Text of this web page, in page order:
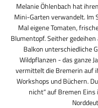
Melanie Öhlenbach hat
Mini-Garten verwandelt. Im
Mal eigene Tomaten,
Blumentopf. Seither
Balkon unterschiedliche
Wildpflanzen - das ganze
vermittelt die Bremerin auf
Workshops und Büchern.
nicht“ auf Bremen